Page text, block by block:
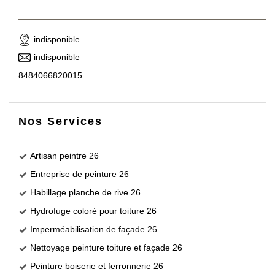
indisponible
indisponible
8484066820015
Nos Services
Artisan peintre 26
Entreprise de peinture 26
Habillage planche de rive 26
Hydrofuge coloré pour toiture 26
Imperméabilisation de façade 26
Nettoyage peinture toiture et façade 26
Peinture boiserie et ferronnerie 26